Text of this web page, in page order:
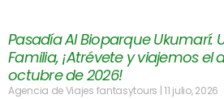
Pasadía Al Bioparque Ukumarí:
Familia, ¡Atrévete y viajemos el
octubre de 2026!
Agencia de Viajes fantasytours 11 julio, 2026